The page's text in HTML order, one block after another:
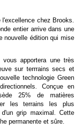
l'excellence chez Brooks.
entier arrive dans une
nouvelle édition qui mise
apportera une très
sur terrrains secs et
technologie Green
Conçue en
25% de matières
les terrains les plus
grip maximal. Cette
permanente et sûre.